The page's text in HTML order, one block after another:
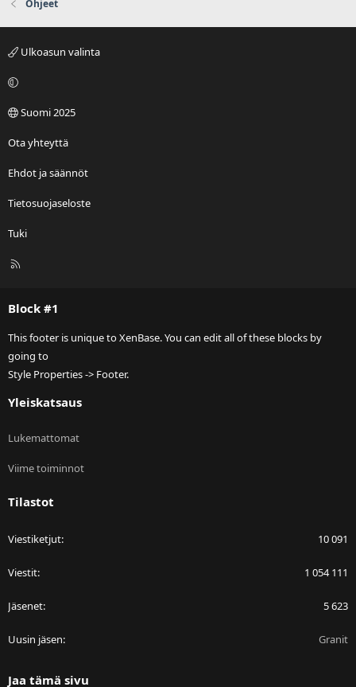
ä u
Ohjeet
Ulkoasun valinta
Suomi 2025
Ota yhteyttä
Ehdot ja säännöt
Tietosuojaseloste
Tuki
R
Block #1
This footer is unique to XenBase. You can edit all of these blocks by
going to
Style Properties -> Footer.
Yleiskatsaus
Lukemattomat
Viime toiminnot
Tilastot
Viestiketjut 10 091
Viestit 1 054 111
Jäsenet 5 623
Uusin jäsen Granit
Jaa tämä sivu